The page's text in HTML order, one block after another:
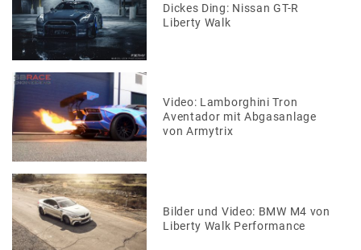
Dickes Ding: Nissan GT-R
Liberty Walk
Video: Lamborghini Tron
Aventador mit Abgasanlage
von Armytrix
Bilder und Video: BMW M4 von
Liberty Walk Performance